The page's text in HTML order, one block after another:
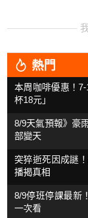
熱門
本周咖啡優惠！
杯18元」
8/9天氣預報》豪
部變天
突猝逝死因成謎
播揭真相
8/9停班停課最新
一次看